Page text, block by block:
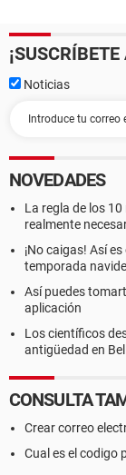
Noticias
NOVEDADES
La regla de los
realmente
¡No caigas! Así
temporada
Así puedes
aplicación
Los científicos
antigüedad en
CONSULTA
Crear correo
Cual es el codigo